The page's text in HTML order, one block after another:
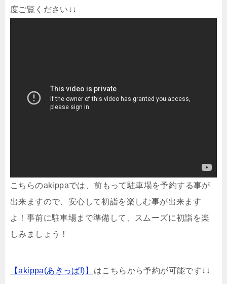
度ご覧ください↓↓
こちらのakippaでは、前もって駐車場を予約する事が
出来ますので、安心して初詣を楽しむ事が出来ます
よ！事前に駐車場まで準備して、スムーズに初詣を楽
しみましょう！
【akippa(あきっぱ!)】 はこちらから予約が可能です↓↓